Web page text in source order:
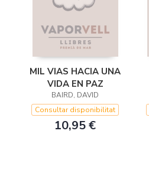
MIL VIAS HACIA UNA
VIDA EN PAZ
BAIRD, DAVID
Consultar disponibilitat
10,95 €